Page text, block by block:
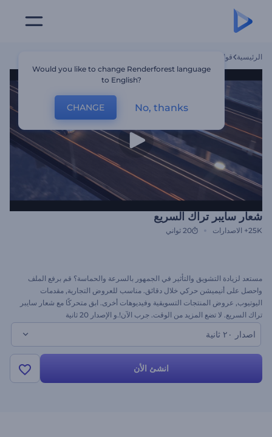
الرئيسية قوالب
شعار سايبر تراك السريع
25K+ الاصدارات 20 ثواني
مستعد لزيادة التشويق والتأثير في الجمهور بالسرعة والحماسة؟ قم برفع الملف
واحصل على أنيميشن حركي خلال دقائق. مناسب للعروض التجارية, مقدمات
اليوتيوب, عروض المنتجات التسويقية وفيديوهات أخرى. ابق متحركًا مع شعار سايبر
تراك السريع. لا تضع المزيد من الوقت. جرب الآن!.و الإصدار 20 ثانية
اصدار ٢٠ ثانية
انشئ الأن
Would you like to change Renderforest language
to English?
CHANGE No, thanks